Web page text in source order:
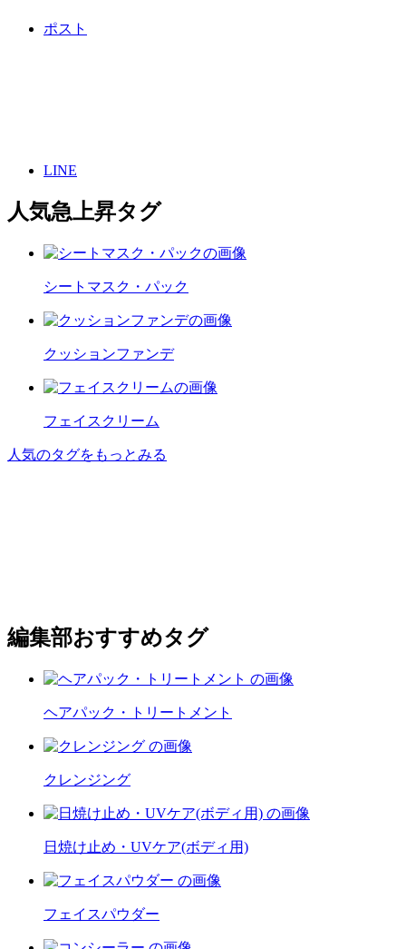
ポスト
LINE
人気急上昇タグ
シートマスク・パック
クッションファンデ
フェイスクリーム
人気のタグをもっとみる
編集部おすすめタグ
ヘアパック・トリートメント
クレンジング
日焼け止め・UVケア(ボディ用)
フェイスパウダー